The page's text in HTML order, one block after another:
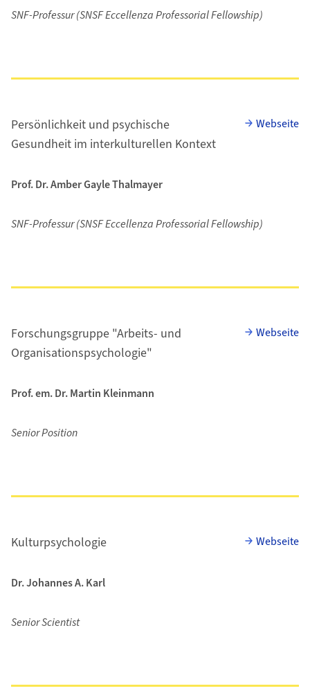
SNF-Professur (SNSF Eccellenza Professorial Fellowship)
Persönlichkeit und psychische
Gesundheit im interkulturellen Kontext
Webseite
Prof. Dr. Amber Gayle Thalmayer
SNF-Professur (SNSF Eccellenza Professorial Fellowship)
Forschungsgruppe "Arbeits- und
Organisationspsychologie"
Webseite
Prof. em. Dr. Martin Kleinmann
Senior Position
Kulturpsychologie Webseite
Dr. Johannes A. Karl
Senior Scientist